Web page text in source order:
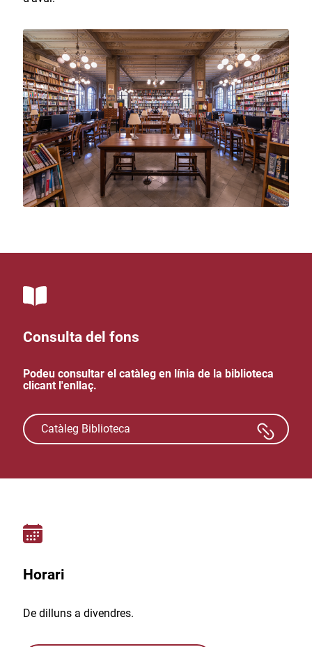
Consulta del fons
Podeu consultar el catàleg en línia de la biblioteca
clicant l'enllaç.
Catàleg Biblioteca
Horari
De dilluns a divendres.